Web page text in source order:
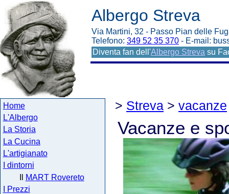
Albergo Streva
Via Martini, 32 - Passo Pian delle
Telefono: 349 52 35 370 - E-mail:
Diventa fan dell'Albergo Streva su
> Streva > vacanze
Vacanze e
Home
L'Albergo
La Storia
La Cucina
L'artigianato
I dintorni
MART Rovereto
I Prezzi